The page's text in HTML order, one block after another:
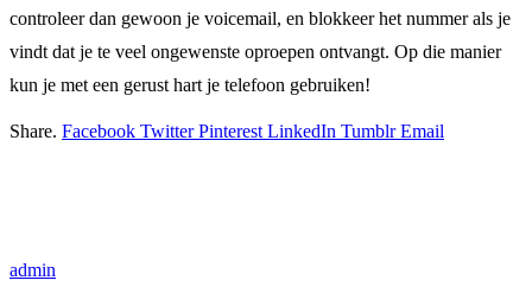
controleer dan gewoon je voicemail, en blokkeer het nummer als je
vindt dat je te veel ongewenste oproepen ontvangt. Op die manier
kun je met een gerust hart je telefoon gebruiken!
Share. Facebook Twitter Pinterest LinkedIn Tumblr Email
admin